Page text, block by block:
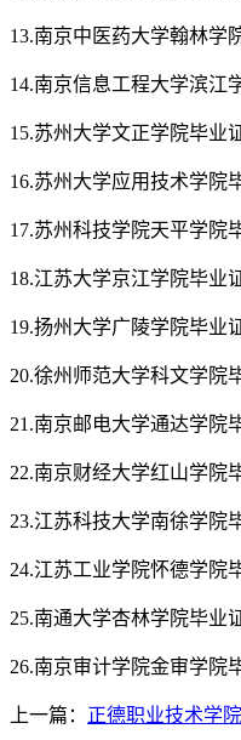
13.南京中医药大学翰林学
14.南京信息工程大学滨江
15.苏州大学文正学院毕业
16.苏州大学应用技术学院
17.苏州科技学院天平学院
18.江苏大学京江学院毕业
19.扬州大学广陵学院毕业
20.徐州师范大学科文学院
21.南京邮电大学通达学院
22.南京财经大学红山学院
23.江苏科技大学南徐学院
24.江苏工业学院怀德学院
25.南通大学杏林学院毕业
26.南京审计学院金审学院
上一篇： 正德职业技术学